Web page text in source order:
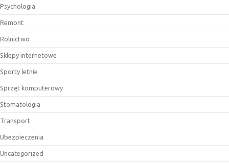
Psychologia
Remont
Rolnictwo
Sklepy internetowe
Sporty letnie
Sprzęt komputerowy
Stomatologia
Transport
Ubezpieczenia
Uncategorized